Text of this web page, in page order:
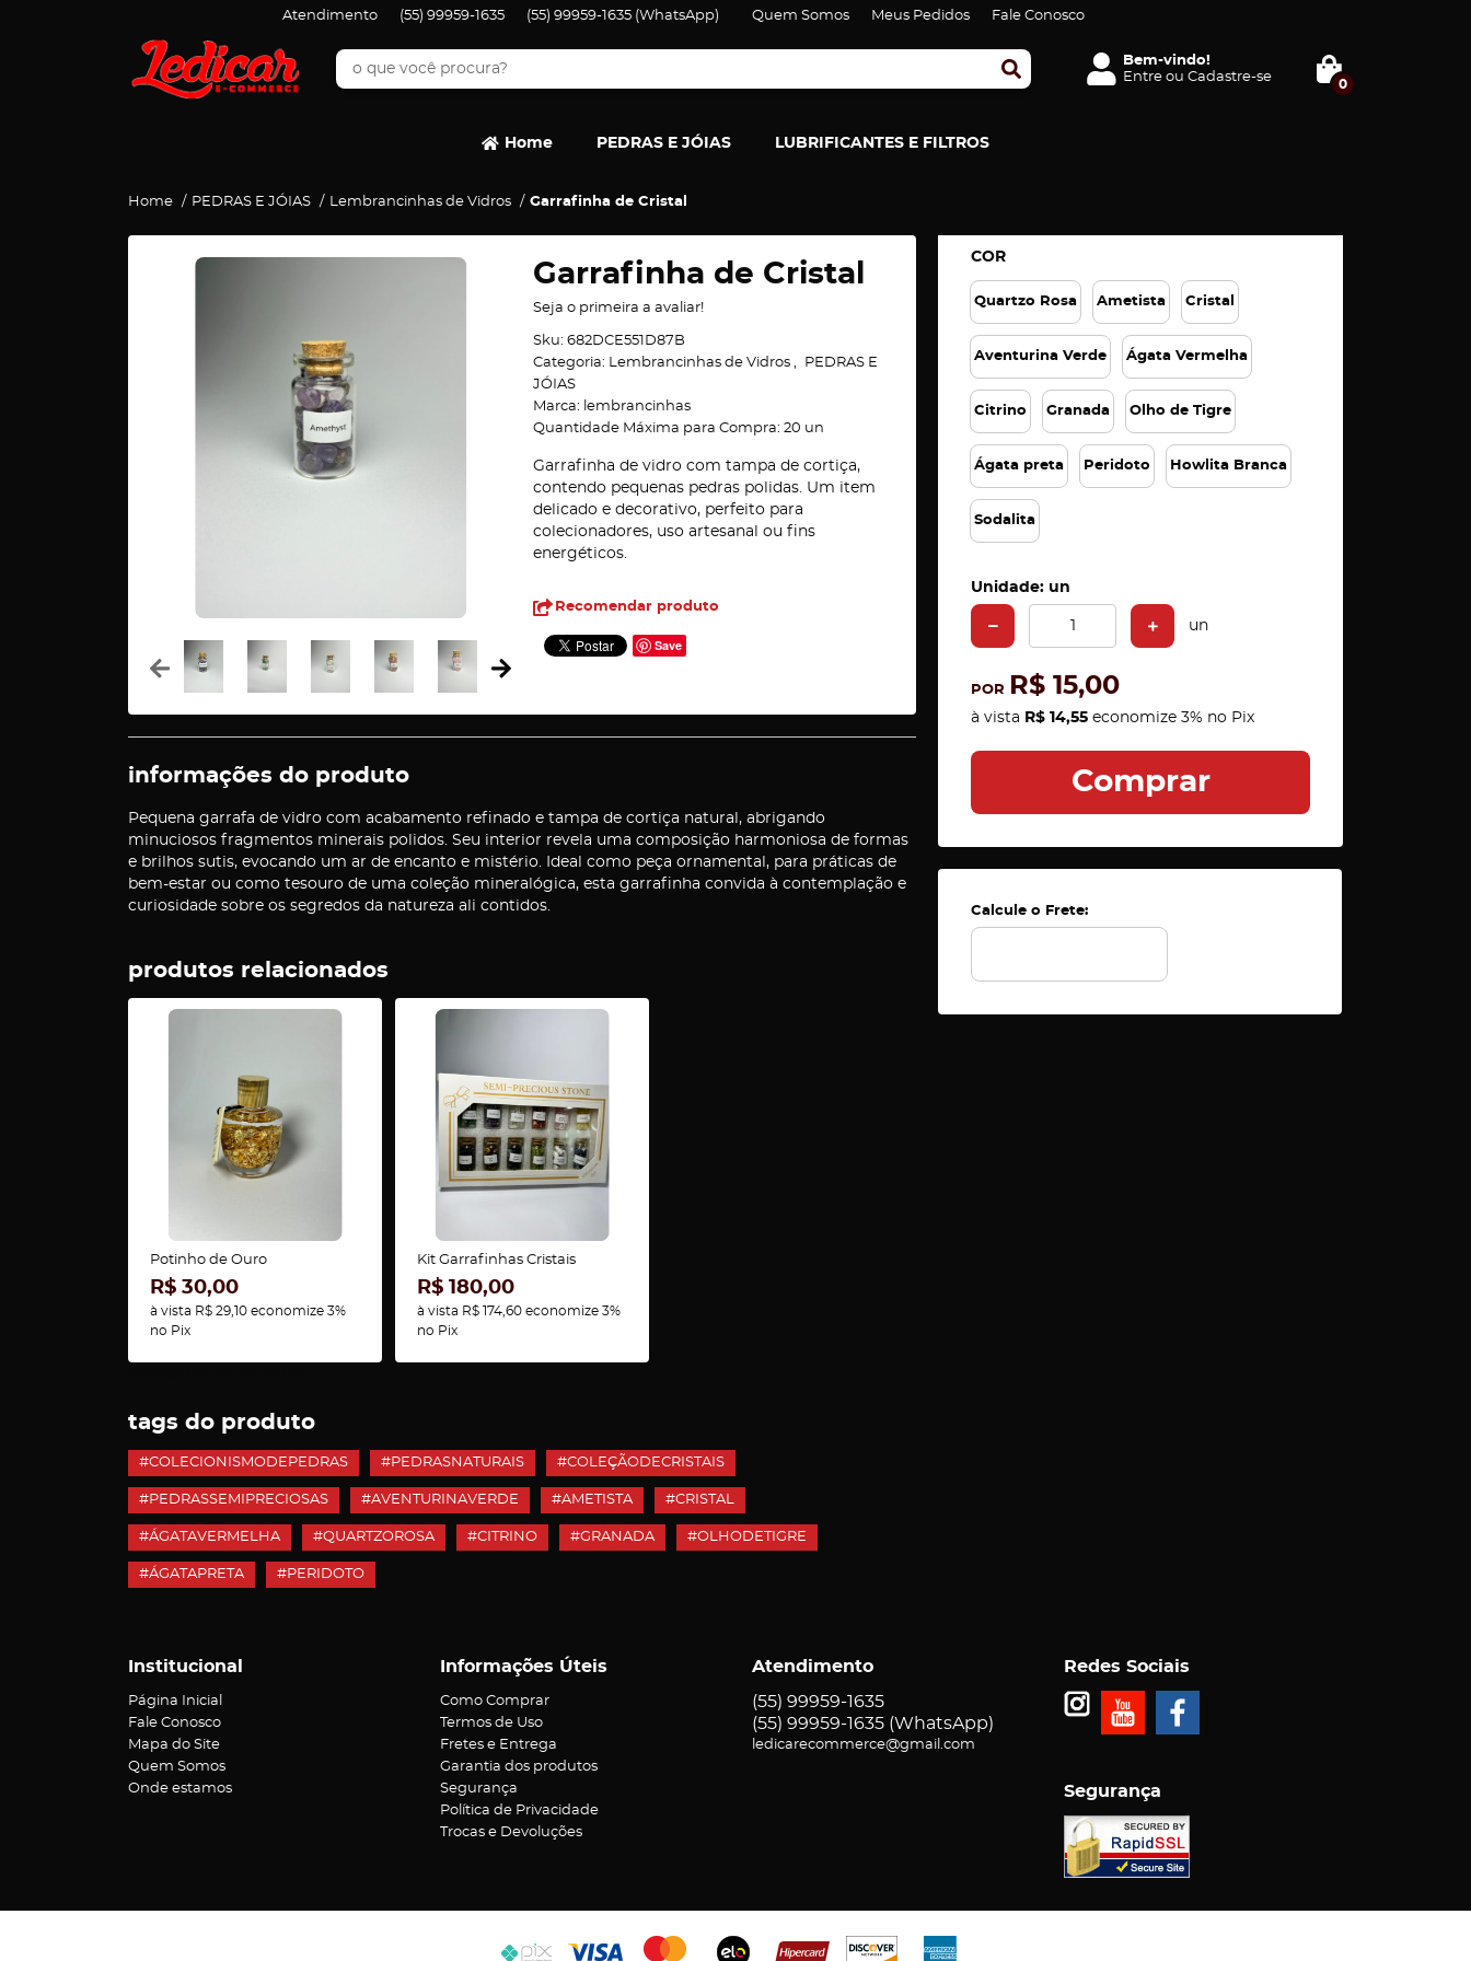
Quem Somos Meus Pedidos Fale Conosco
Atendimento (55) 99959-1635 (55) 99959-1635 (WhatsApp)
Bem-vindo!
Entreou Cadastre-se 0
Home PEDRAS E JÓIAS LUBRIFICANTES E FILTROS
Home PEDRAS E JÓIAS Lembrancinhas de Vidros Garrafinha de Cristal
Garrafinha de Cristal
Seja o primeira a avaliar!
Sku: 682DCE551D87B
Categoria: Lembrancinhas de Vidros
PEDRAS E
JÓIAS
Marca: lembrancinhas
Quantidade Máxima para Compra: 20 un
Garrafinha de vidro com tampa de cortiça,
contendo pequenas pedras polidas. Um item
delicado e decorativo, perfeito para
colecionadores, uso artesanal ou fins
energéticos.
Recomendar produto
Save
COR
Quartzo Rosa Ametista Cristal
Aventurina Verde Ágata Vermelha
Citrino Granada Olho de Tigre
Ágata preta Peridoto Howlita Branca
Sodalita
Unidade: un
un
POR R$ 15,00
à vista R$ 14,55 economize3% no Pix
Comprar
Calcule o Frete:
informações do produto
Pequena garrafa de vidro com acabamento refinado e tampa de cortiça natural, abrigando
minuciosos fragmentos minerais polidos. Seu interior revela uma composição harmoniosa de formas
e brilhos sutis, evocando um ar de encanto e mistério. Ideal como peça ornamental, para práticas de
bem-estar ou como tesouro de uma coleção mineralógica, esta garrafinha convida à contemplação e
curiosidade sobre os segredos da natureza ali contidos.
produtos relacionados
Potinho de Ouro
R$ 30,00
à vista R$ 29,10 economize 3%
no Pix
Kit Garrafinhas Cristais
R$ 180,00
à vista R$ 174,60economize 3%
no Pix
tags do produto
#COLECIONISMODEPEDRAS #PEDRASNATURAIS #COLEÇÃODECRISTAIS
#PEDRASSEMIPRECIOSAS #AVENTURINAVERDE #AMETISTA #CRISTAL
#ÁGATAVERMELHA #QUARTZOROSA #CITRINO #GRANADA #OLHODETIGRE
#ÁGATAPRETA #PERIDOTO
Institucional
Página Inicial
Fale Conosco
Mapa do Site
Quem Somos
Onde estamos
Informações Úteis
Como Comprar
Termos de Uso
Fretes e Entrega
Garantia dos produtos
Segurança
Política de Privacidade
Trocas e Devoluções
Atendimento
(55) 99959-1635
(55) 99959-1635 (WhatsApp)
ledicarecommerce@gmail.com
Redes Sociais
Segurança